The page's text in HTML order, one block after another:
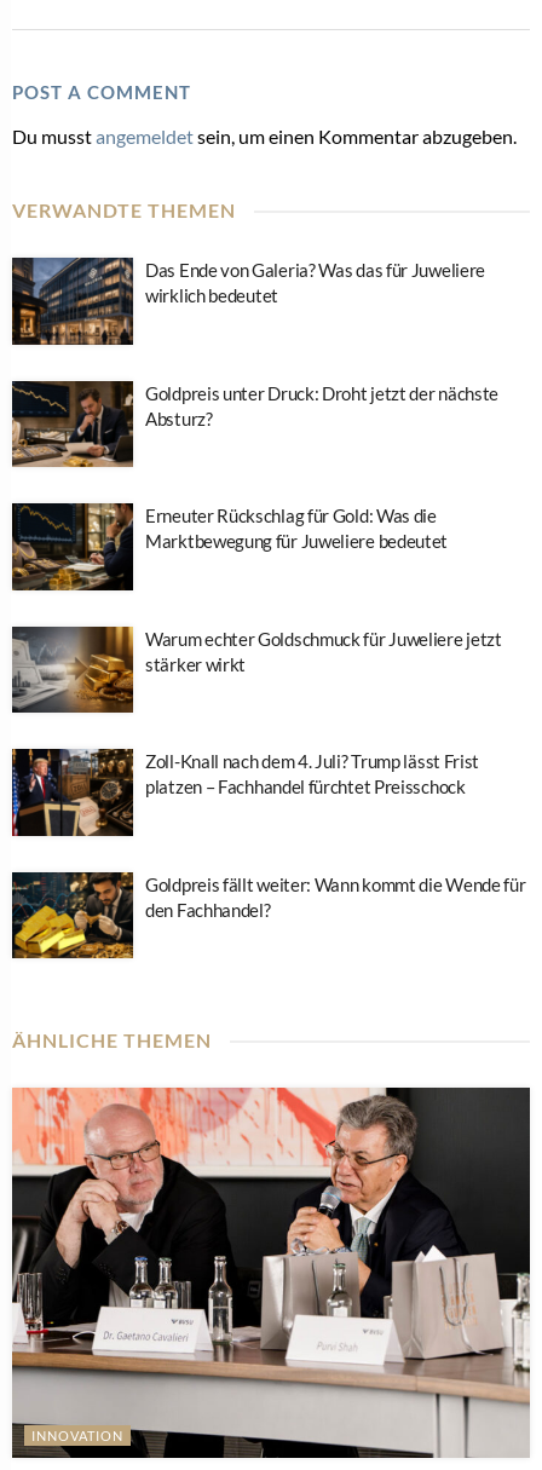
POST A COMMENT
Du musstangemeldetsein, um einen Kommentar abzugeben.
VERWANDTE THEMEN
Das Ende von Galeria? Was das für Juweliere
wirklich bedeutet
Goldpreis unter Druck: Droht jetzt der nächste
Absturz?
Erneuter Rückschlag für Gold: Was die
Marktbewegung für Juweliere bedeutet
Warum echter Goldschmuck für Juweliere jetzt
stärker wirkt
Zoll-Knall nach dem 4. Juli? Trump lässt Frist
platzen – Fachhandel fürchtet Preisschock
Goldpreis fällt weiter: Wann kommt die Wende für
den Fachhandel?
ÄHNLICHE THEMEN
INNOVATION